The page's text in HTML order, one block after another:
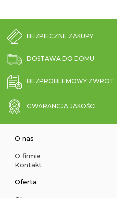
BEZPIECZNE ZAKUPY
DOSTAWA DO DOMU
BEZPROBLEMOWY ZWROT
GWARANCJA JAKOŚCI
O nas
O firmie
Kontakt
Oferta